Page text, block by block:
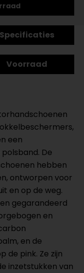
Specificaties
Voorraad
een
De
hebben
ontworpen voor
en op de weg.
gegarandeerd
en
en de
de pink. Ze zijn
inzetstukken van